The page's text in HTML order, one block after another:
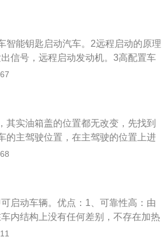
，发动机的最大扭矩转速为每分钟22
。发动机搭载了多点电喷技术，使
是6速手动变速箱或7速双离合变速
智能钥匙启动汽车。2远程启动的原理
信号，远程启动发动机。3高配置车
动功能，有部分配置低的汽车不安
5节省操作在冬季，远程启动功能可
其实油箱盖的位置都无改变，先找到
的主驾驶位置，在主驾驶的位置上进
看，会发现有一个油箱图标的按
闭油箱挡板打开油箱挡板后，便可
油箱盖给拧上。
启动车辆。优点：1、可靠性高：由
内结构上没有任何差别，不存在加热
。2、使用方便：虽然发动机或电动